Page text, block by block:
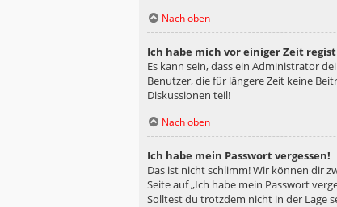
Nach oben
Ich habe mich vor einiger Zeit
Es kann sein, dass ein Administrator
Benutzer, die für längere Zeit keine
Diskussionen teil!
Nach oben
Ich habe mein Passwort vergessen!
Das ist nicht schlimm! Wir können dir
Seite auf „Ich habe mein Passwort
Solltest du trotzdem nicht in der Lage